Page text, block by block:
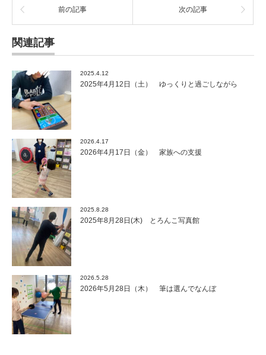
前の記事 次の記事
関連記事
2025.4.12
2025年4月12日（土） ゆっくりと過ごしながら
2026.4.17
2026年4月17日（金） 家族への支援
2025.8.28
2025年8月28日(木) とろんこ写真館
2026.5.28
2026年5月28日（木） 筆は選んでなんぼ